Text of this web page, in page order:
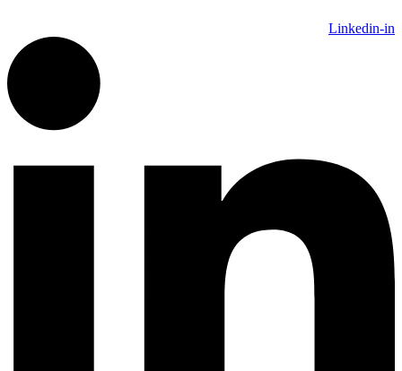
Linkedin-in